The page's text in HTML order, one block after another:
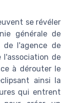
se révéler
générale de
de l'agence de
l'association de
à dérouter le
ainsi la
qui entrent